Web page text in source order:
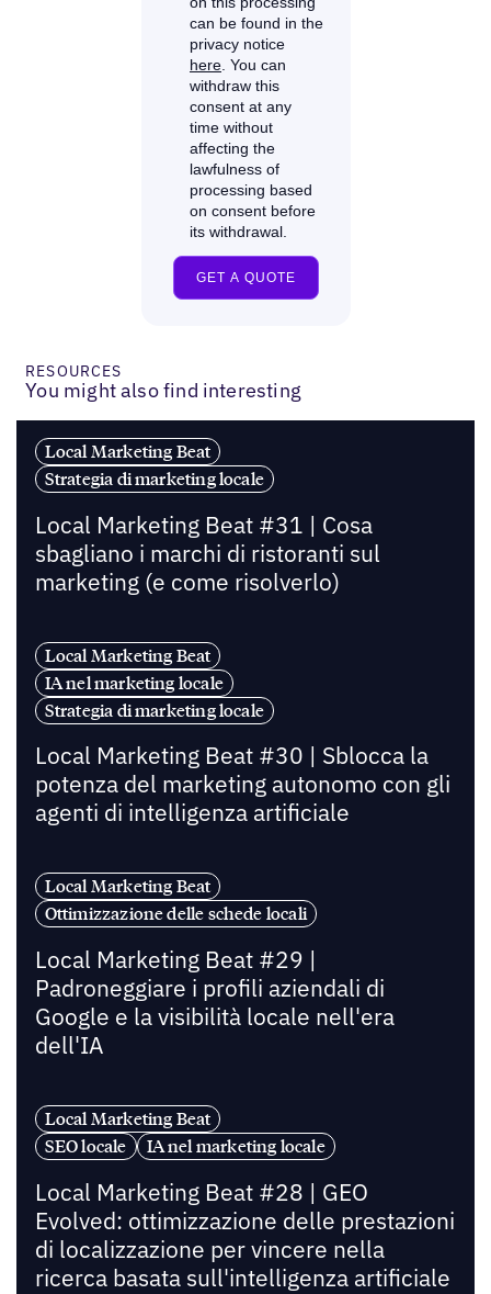
RESOURCES
You might also find interesting
Local Marketing Beat
Strategia di marketing locale
Local Marketing Beat #31 | Cosa
sbagliano i marchi di ristoranti sul
marketing (e come risolverlo)
Local Marketing Beat
IA nel marketing locale
Strategia di marketing locale
Local Marketing Beat #30 | Sblocca la
potenza del marketing autonomo con gli
agenti di intelligenza artificiale
Local Marketing Beat
Ottimizzazione delle schede locali
Local Marketing Beat #29 |
Padroneggiare i profili aziendali di
Google e la visibilità locale nell'era
dell'IA
Local Marketing Beat
SEO locale
IA nel marketing locale
Local Marketing Beat #28 | GEO
Evolved: ottimizzazione delle prestazioni
di localizzazione per vincere nella
ricerca basata sull'intelligenza artificiale